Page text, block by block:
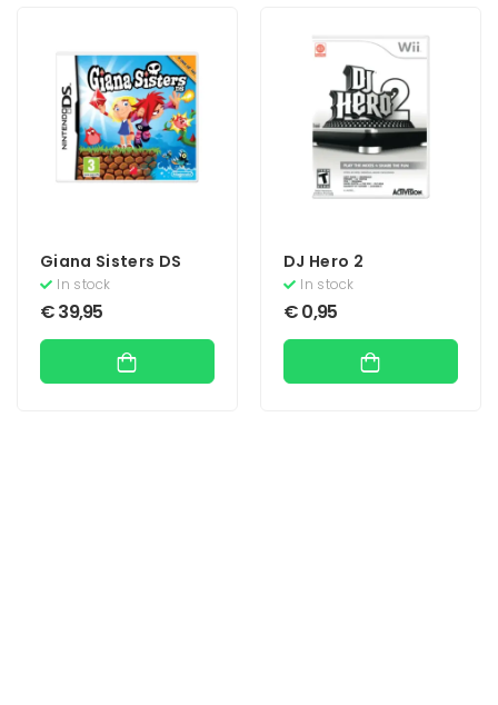
Giana Sisters DS
In stock
€39,95
DJ Hero 2
In stock
€0,95